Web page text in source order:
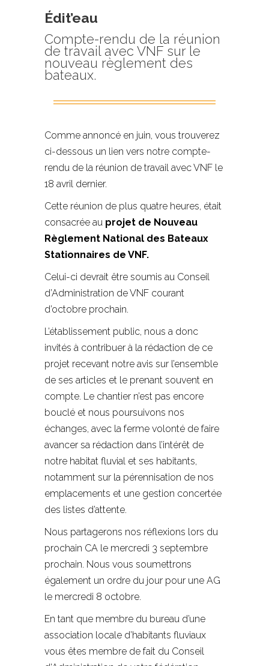
Édit’eau
Compte-rendu de la réunion
de travail avec VNF sur le
nouveau règlement des
bateaux.
Comme annoncé en juin, vous trouverez
ci-dessous un lien vers notre compte-
rendu de la réunion de travail avec VNF le
18 avril dernier.
Cette réunion de plus quatre heures, était
consacrée au projet de Nouveau
Règlement National des Bateaux
Stationnaires de VNF.
Celui-ci devrait être soumis au Conseil
d’Administration de VNF courant
d’octobre prochain.
L’établissement public, nous a donc
invités à contribuer à la rédaction de ce
projet recevant notre avis sur l’ensemble
de ses articles et le prenant souvent en
compte. Le chantier n’est pas encore
bouclé et nous poursuivons nos
échanges, avec la ferme volonté de faire
avancer sa rédaction dans l’intérêt de
notre habitat fluvial et ses habitants,
notamment sur la pérennisation de nos
emplacements et une gestion concertée
des listes d’attente.
Nous partagerons nos réflexions lors du
prochain CA le mercredi 3 septembre
prochain. Nous vous soumettrons
également un ordre du jour pour une AG
le mercredi 8 octobre.
En tant que membre du bureau d’une
association locale d’habitants fluviaux
vous êtes membre de fait du Conseil